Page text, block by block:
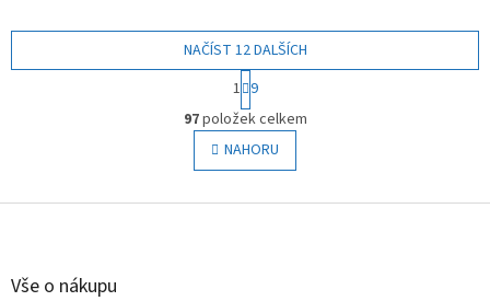
O
v
l
á
a
NAČÍST 12 DALŠÍCH
S
t
r
á
n
k
v
1 9
97položek celkem
NAHORU
Z
Vše o nákupu